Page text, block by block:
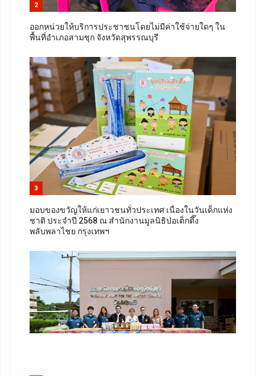
2
ออกหน่วยให้บริการประชาชนโดยไม่มีค่าใช้จ่ายใดๆ ใน
พื้นที่อำเภอสามชุก จังหวัดสุพรรณบุรี
3
มอบของขวัญให้แก่เยาวชนทั่วประเทศ เนื่องในวันเด็กแห่ง
ชาติ ประจำปี 2568 ณ สำนักงานมูลนิธิป่อเต็กตึ๊ง
พลับพลาไชย กรุงเทพฯ